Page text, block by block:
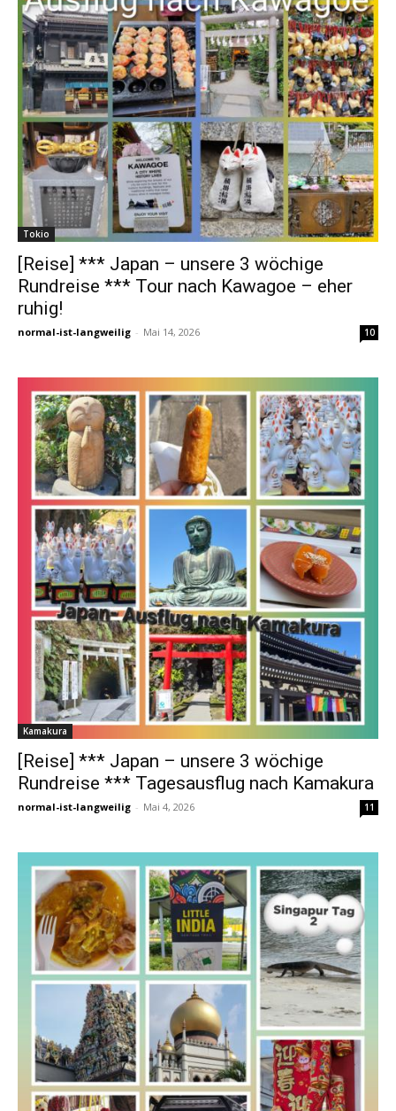
Tokio
[Reise] *** Japan – unsere 3 wöchige
Rundreise *** Tour nach Kawagoe – eher
ruhig!
normal-ist-langweilig - Mai 14, 2026 10
Kamakura
[Reise] *** Japan – unsere 3 wöchige
Rundreise *** Tagesausflug nach Kamakura
normal-ist-langweilig - Mai 4, 2026 11